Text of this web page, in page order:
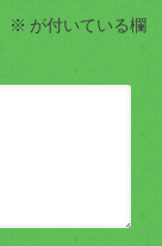
※ が付いている欄